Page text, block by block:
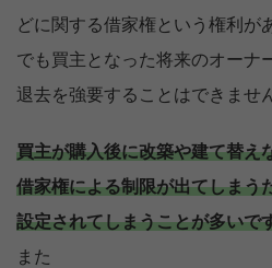
どに関する借家権という権利が
でも買主となった将来のオーナ
退去を強要することはできませ
買主が購入後に改築や建て替え
借家権による制限が出てしまう
設定されてしまうことが多いで
また